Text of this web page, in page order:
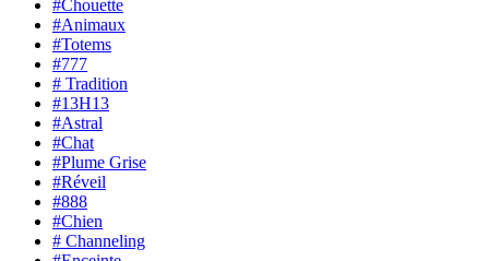
#Chouette
#Animaux
#Totems
#777
# Tradition
#13H13
#Astral
#Chat
#Plume Grise
#Réveil
#888
#Chien
# Channeling